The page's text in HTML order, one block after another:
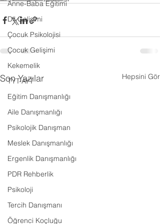
Anne-Baba Eğitimi
Dil Gelişimi
Çocuk Psikolojisi
Çocuk Gelişimi
Kekemelik
TYT-AYT
Eğitim Danışmanlığı
Aile Danışmanlığı
Psikolojik Danışman
Meslek Danışmanlığı
Ergenlik Danışmanlığı
PDR Rehberlik
Psikoloji
Tercih Danışmanı
Öğrenci Koçluğu
Son Yazılar Hepsini Gör